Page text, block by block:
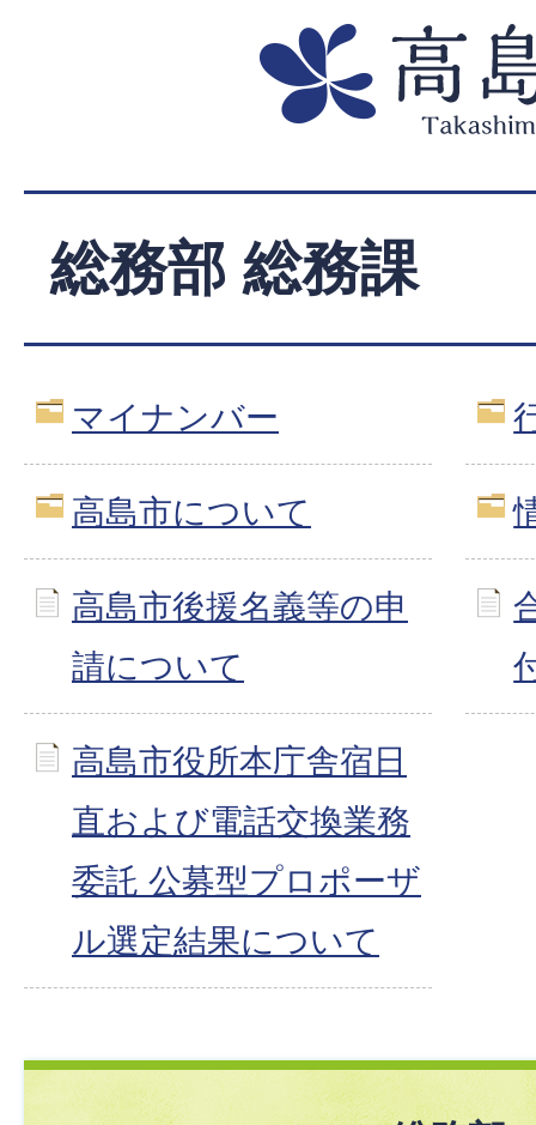
総務部 総務課
マイナンバー
高島市について
高島市後援名義等の申
請について
高島市役所本庁舎宿日
直および電話交換業務
委託 公募型プロポーザ
ル選定結果について